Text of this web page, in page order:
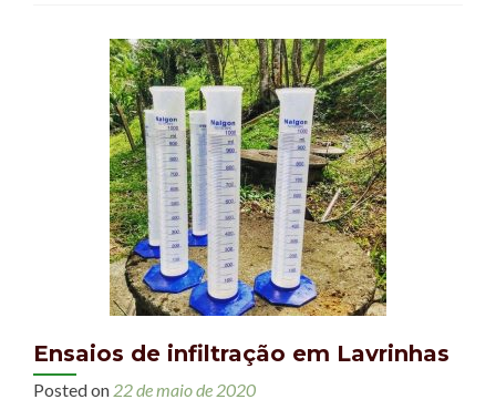
Ensaios de infiltração em Lavrinhas
Posted on 22 de maio de 2020